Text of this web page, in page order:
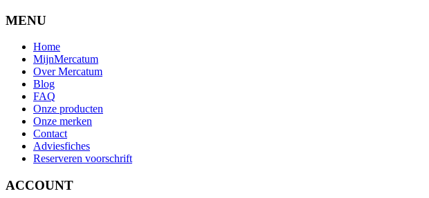
MENU
Home
MijnMercatum
Over Mercatum
Blog
FAQ
Onze producten
Onze merken
Contact
Adviesfiches
Reserveren voorschrift
ACCOUNT